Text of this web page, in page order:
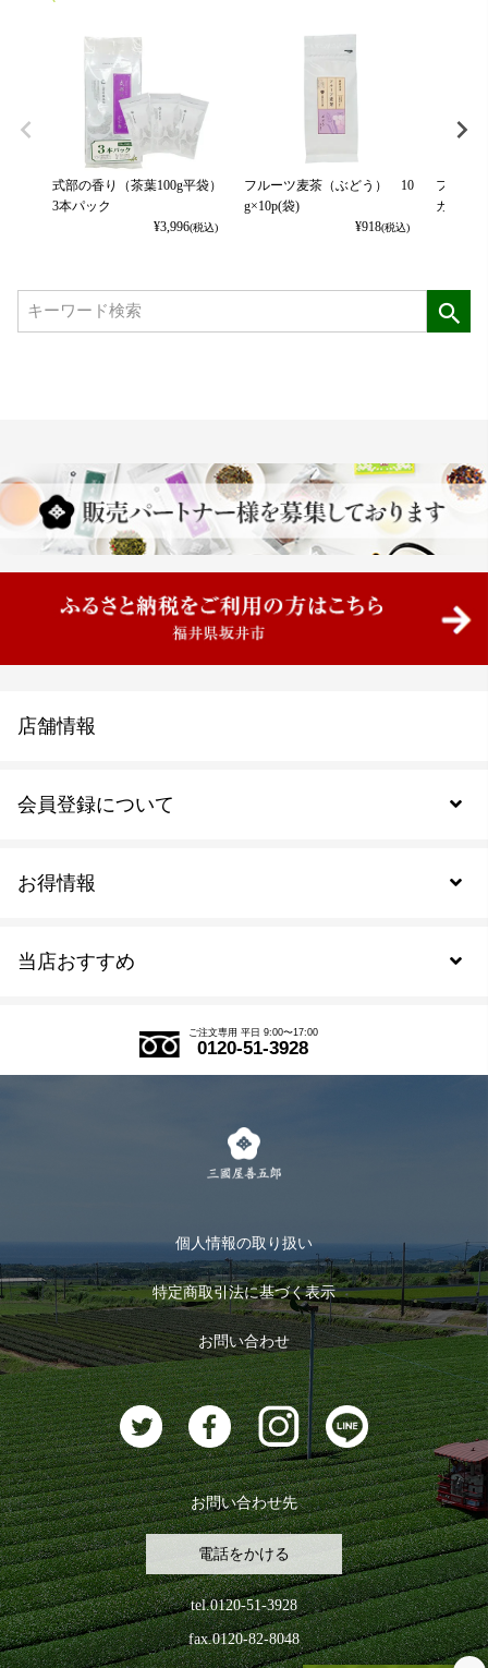
式部の香り（茶葉100g平袋）
3本パック
¥3,996(税込)
フルーツ麦茶（ぶどう） 10
g×10p(袋)
¥918(税込)
フルー
カット
当店おすすめ
式部の香りシリーズ
お茶のギフト
おすすめのお茶
お茶に合うスイーツ
お得情報
会員登録について
会員規約について
ログイン
ログアウト
店舗情報
ご注文専用 平日 9:00〜17:00
0120-51-3928
個人情報の取り扱い
特定商取引法に基づく表示
お問い合わせ
お問い合わせ先
電話をかける
tel.0120-51-3928
fax.0120-82-8048